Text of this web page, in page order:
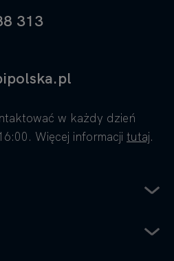
313
w każdy dzień
Więcej informacji tutaj.